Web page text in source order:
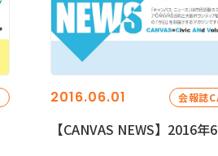
2016.06.01 会報誌
【CANVAS NEWS】2016年